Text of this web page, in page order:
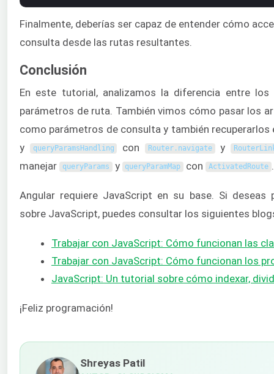
Finalmente, deberías ser capaz de entender cómo
consulta desde las rutas resultantes.
Conclusión
En este tutorial, analizamos la diferencia entre
parámetros de ruta. También vimos cómo pasar los
como parámetros de consulta y también recuperarlos
y
queryParamsHandling con Router. navigate y
manejar queryParams y queryParamMap con ActivatedRoute .
Angular requiere JavaScript en su base. Si
sobre JavaScript, puedes consultar los siguientes
Trabajar con JavaScript: Cómo funcionan las
Trabajar con JavaScript: Cómo funcionan los
JavaScript: Un tutorial sobre cómo indexar,
¡Feliz programación!
Shreyas Patil